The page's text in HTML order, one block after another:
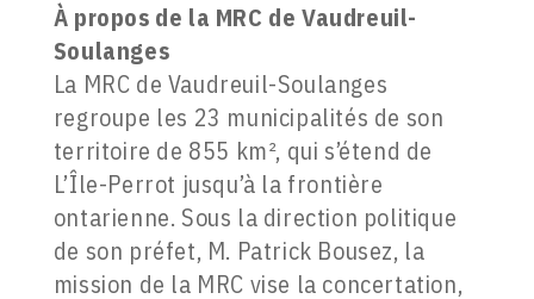
À propos de la MRC de Vaudreuil-
Soulanges
La MRC de Vaudreuil-Soulanges
regroupe les 23 municipalités de son
territoire de 855 km², qui s’étend de
L’Île-Perrot jusqu’à la frontière
ontarienne. Sous la direction politique
de son préfet, M. Patrick Bousez, la
mission de la MRC vise la concertation,